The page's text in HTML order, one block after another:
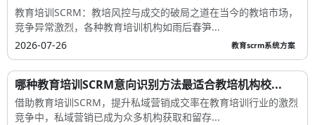
教育培训SCRM：教培风控与成交的破局之道在当今的教培市场，
竞争异常激烈，各种教育培训机构如雨后春笋...
2026-07-26
教育scrm系统方案
哪种教育培训SCRM意向识别方法最适合教培机构校...
借助教育培训SCRM，提升私域营销成交率在教育培训行业的激烈
竞争中，私域营销已成为众多机构获取和留存...